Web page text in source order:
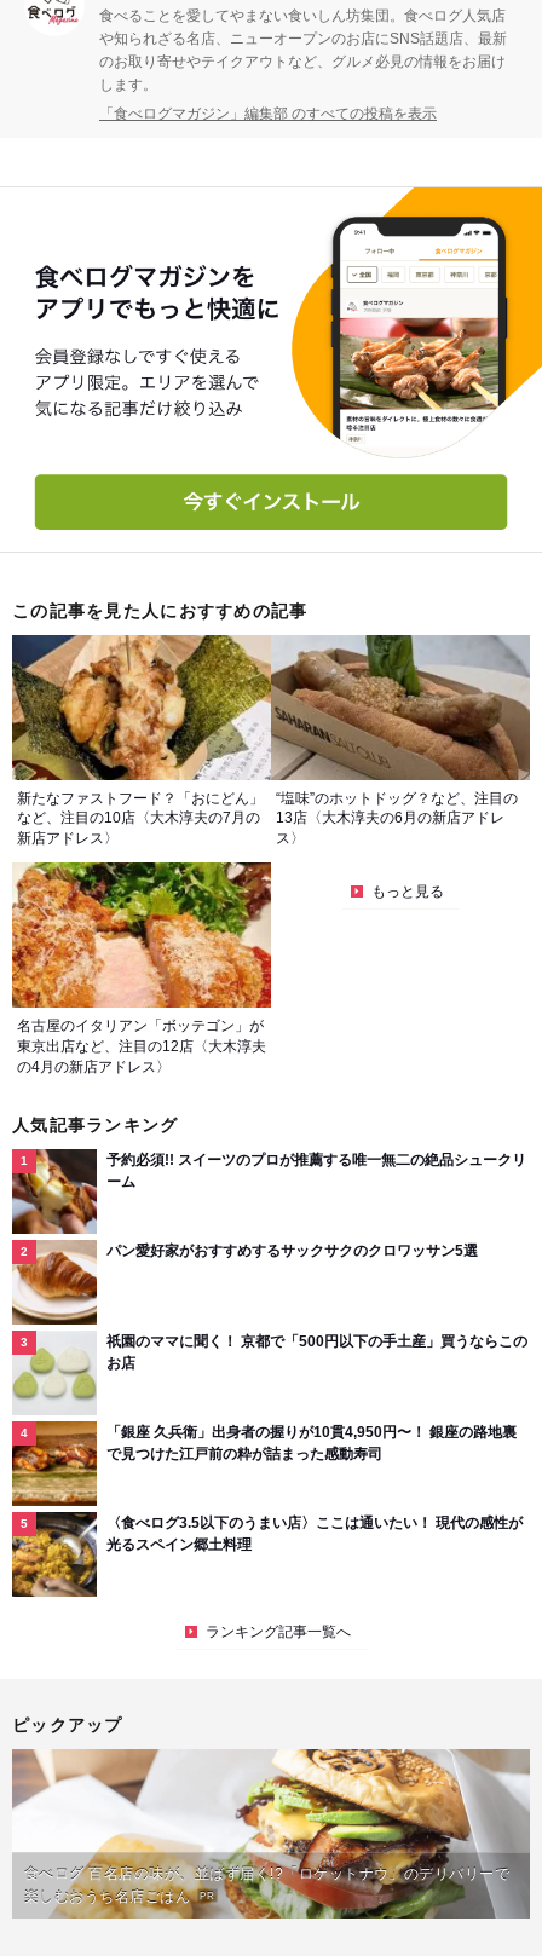
食べることを愛してやまない食いしん坊集団。食べログ人気店
や知られざる名店、ニューオープンのお店にSNS話題店、最新
のお取り寄せやテイクアウトなど、グルメ必見の情報をお届け
します。
「食べログマガジン」編集部 のすべての投稿を表示
この記事を見た人におすすめの記事
新たなファストフード？「おにどん」
など、注目の10店〈大木淳夫の7月の
新店アドレス〉
“塩味”のホットドッグ？など、注目の
13店〈大木淳夫の6月の新店アドレ
ス〉
名古屋のイタリアン「ボッテゴン」が
東京出店など、注目の12店〈大木淳夫
の4月の新店アドレス〉
もっと見る
人気記事ランキング
予約必須!! スイーツのプロが推薦する唯一無二の絶品シュークリ
ーム
パン愛好家がおすすめするサックサクのクロワッサン5選
祇園のママに聞く！ 京都で「500円以下の手土産」買うならこの
お店
「銀座 久兵衛」出身者の握りが10貫4,950円〜！ 銀座の路地裏
で見つけた江戸前の粋が詰まった感動寿司
〈食べログ3.5以下のうまい店〉ここは通いたい！ 現代の感性が
光るスペイン郷土料理
ランキング記事一覧へ
ピックアップ
食べログ 百名店の味が、並ばず届く!?「ロケットナウ」のデリバリーで
楽しむおうち名店ごはん PR